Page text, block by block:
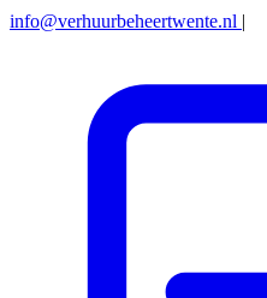
info@verhuurbeheertwente.nl |